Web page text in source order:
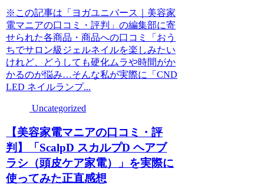
※この記事は「ヨガユニバース｜美容家
電マニアの口コミ・評判」の編集部に寄
せられた各商品・商品への口コミ「おう
ちでサロン級ジェルネイルを楽しみたい
けれど、どうしても硬化ムラや時間がか
かるのが悩み…そんな私が実際に「CND
LED ネイルランプ...
Uncategorized
【美容家電マニアの口コミ・評
判】「ScalpD スカルプD ヘアブ
ラシ（頭皮ケア家電）」を実際に
使ってみた正直感想